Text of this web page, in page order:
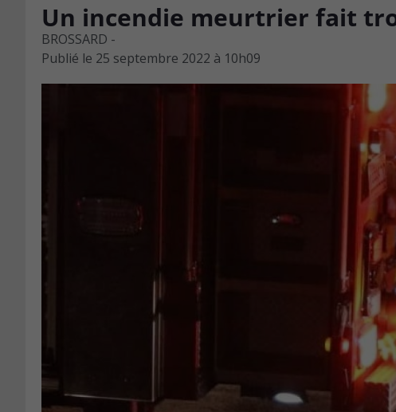
Un incendie meurtrier fait
BROSSARD -
Publié le 25 septembre 2022 à 10h09